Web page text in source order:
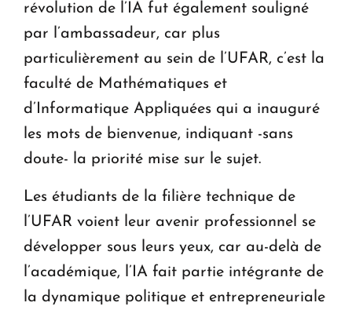
révolution de l’IA fut également souligné
par l’ambassadeur, car plus
particulièrement au sein de l’UFAR, c’est la
faculté de Mathématiques et
d’Informatique Appliquées qui a inauguré
les mots de bienvenue, indiquant -sans
doute- la priorité mise sur le sujet.
Les étudiants de la filière technique de
l’UFAR voient leur avenir professionnel se
développer sous leurs yeux, car au-delà de
l’académique, l’IA fait partie intégrante de
la dynamique politique et entrepreneuriale